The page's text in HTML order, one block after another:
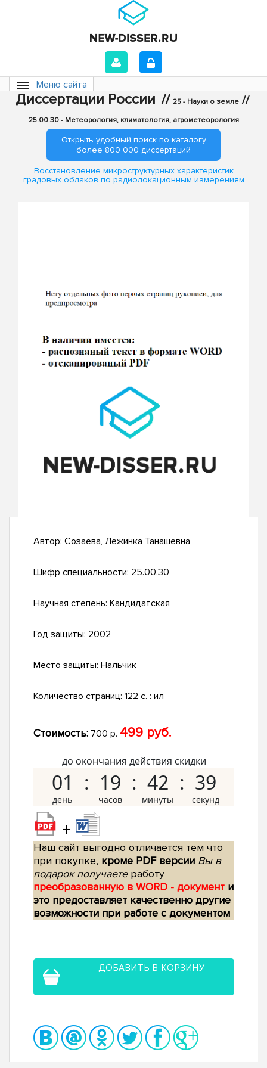
Меню сайта
Диссертации России // 25 - Науки о земле //
25.00.30 - Метеорология, климатология, агрометеорология
Открыть удобный поиск по каталогу
более 800 000 диссертаций
Восстановление микроструктурных характеристик
градовых облаков по радиолокационным измерениям
Автор: Созаева, Лежинка Танашевна
Шифр специальности: 25.00.30
Научная степень: Кандидатская
Год защиты: 2002
Место защиты: Нальчик
Количество страниц: 122 с. : ил
Стоимость: 700 р.499 руб.
до окончания действия скидки
01 19 42 38
+
Наш сайт выгодно отличается тем что
при покупке, кроме PDF версии Вы в
подарок получаетеработу
преобразованную в WORD - документ и
это предоставляет качественно другие
возможности при работе с документом
ДОБАВИТЬ В КОРЗИНУ